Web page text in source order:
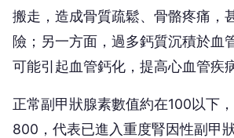
搬走，造成骨質疏鬆、骨骼疼痛，
險；另一方面，過多鈣質沉積於血
可能引起血管鈣化，提高心血管疾
正常副甲狀腺素數值約在100以下
800，代表已進入重度腎因性副甲